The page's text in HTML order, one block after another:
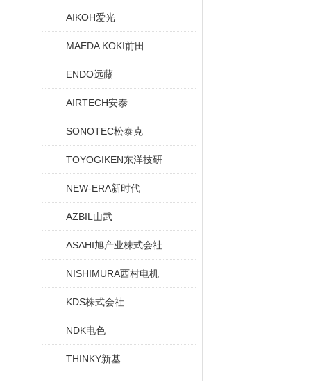
AIKOH爱光
MAEDA KOKI前田
ENDO远藤
AIRTECH安泰
SONOTEC松泰克
TOYOGIKEN东洋技研
NEW-ERA新时代
AZBIL山武
ASAHI旭产业株式会社
NISHIMURA西村电机
KDS株式会社
NDK电色
THINKY新基